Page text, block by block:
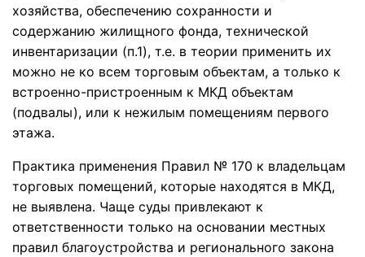
хозяйства, обеспечению сохранности и
содержанию жилищного фонда, технической
инвентаризации (п.1), т.е. в теории применить их
можно не ко всем торговым объектам, а только к
встроенно-пристроенным к МКД объектам
(подвалы), или к нежилым помещениям первого
этажа.
Практика применения Правил № 170 к владельцам
торговых помещений, которые находятся в МКД,
не выявлена. Чаще суды привлекают к
ответственности только на основании местных
правил благоустройства и регионального закона